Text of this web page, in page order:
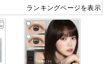
ランキングページを表示